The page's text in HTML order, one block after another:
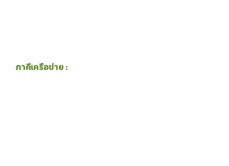
ภาคีเครือข่าย :